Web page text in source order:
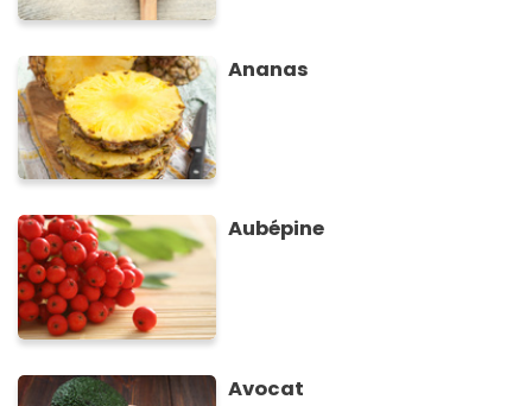
Ananas
Aubépine
Avocat